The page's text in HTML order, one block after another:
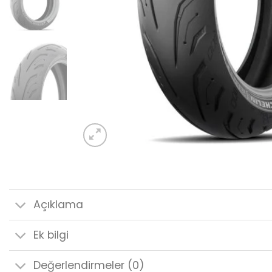
Açıklama
Ek bilgi
Değerlendirmeler (0)